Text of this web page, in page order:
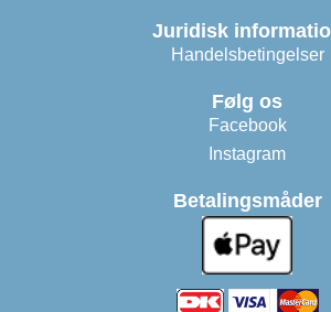
Juridisk
Handelsbetingelser
Følg os
Facebook
Instagram
Betalingsmåder